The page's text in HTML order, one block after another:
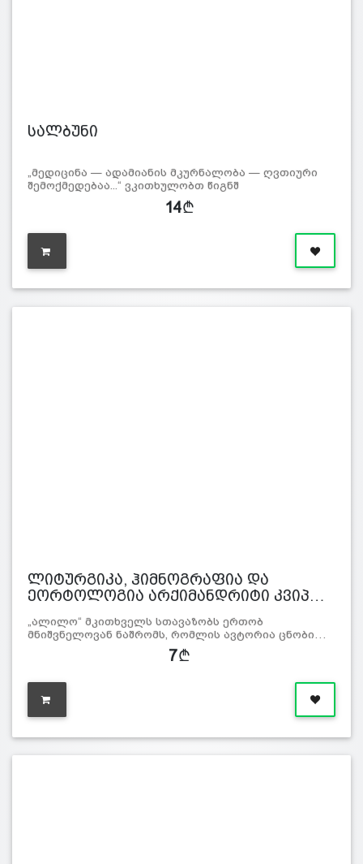
სალბუნი
„მედიცინა — ადამიანის მკურნალობა — ღვთიური
შემოქმედებაა...“ ვკითხულობთ წიგნშ
14
ლიტურგიკა, ჰიმნოგრაფია და
ეორტოლოგია არქიმანდრიტი კვიპ…
„ალილო“ მკითხველს სთავაზობს ერთობ
მნიშვნელოვან ნაშრომს, რომლის ავტორია ცნობი…
7